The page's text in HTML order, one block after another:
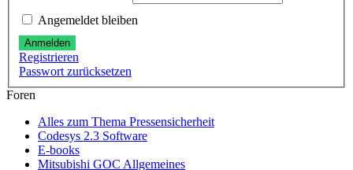
Angemeldet bleiben
Anmelden
Registrieren
Passwort zurücksetzen
Foren
Alles zum Thema Pressensicherheit
Codesys 2.3 Software
E-books
Mitsubishi GOC Allgemeines